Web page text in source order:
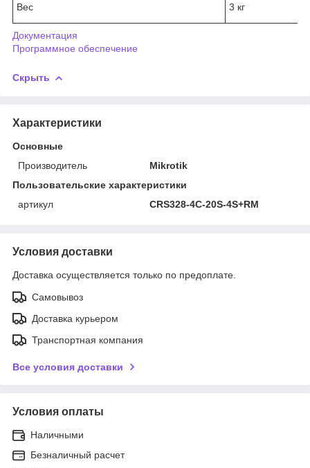
Вес 3 кг
Документация
Программное обеспечение
Скрыть
Характеристики
Основные
Производитель
Mikrotik
Пользовательские характеристики
артикул
CRS328-4C-20S-4S+RM
Условия доставки
Доставка осуществляется только по предоплате.
Самовывоз
Доставка курьером
Транспортная компания
Все условия доставки
Условия оплаты
Наличными
Безналичный расчет